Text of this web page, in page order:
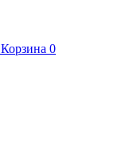
Корзина 0